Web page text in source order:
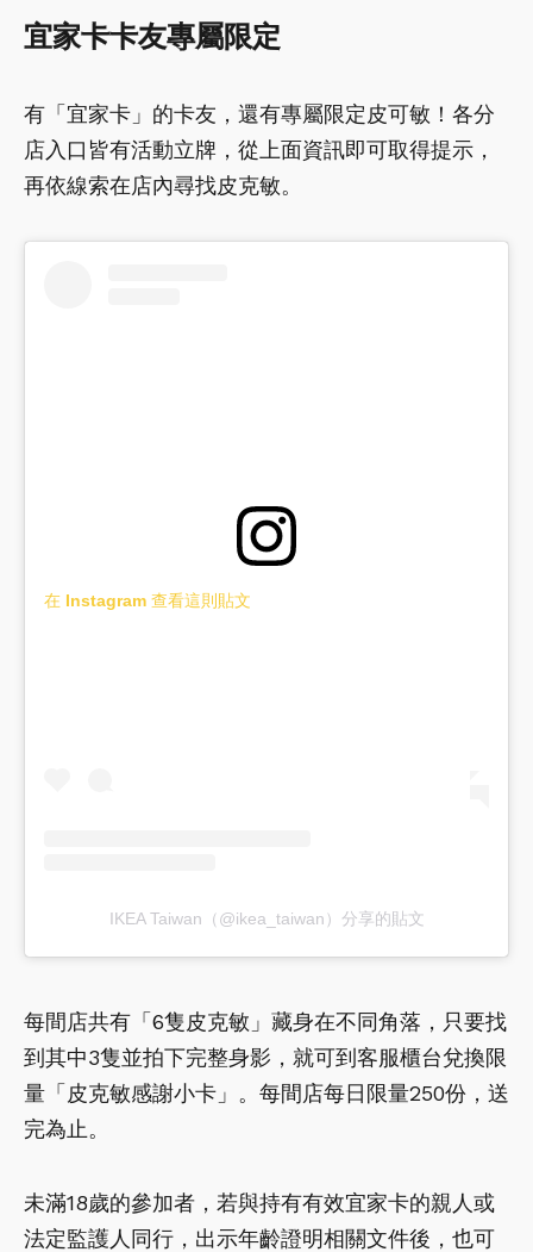
宜家卡卡友專屬限定
有「宜家卡」的卡友，還有專屬限定皮可敏！各分
店入口皆有活動立牌，從上面資訊即可取得提示，
再依線索在店內尋找皮克敏。
在 Instagram 查看這則貼文
IKEA Taiwan（@ikea_taiwan）分享的貼文
每間店共有「6隻皮克敏」藏身在不同角落，只要找
到其中3隻並拍下完整身影，就可到客服櫃台兌換限
量「皮克敏感謝小卡」。每間店每日限量250份，送
完為止。
未滿18歲的參加者，若與持有有效宜家卡的親人或
法定監護人同行，出示年齡證明相關文件後，也可